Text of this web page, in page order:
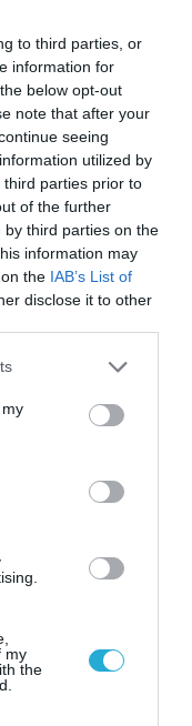
to third parties, or
information for
below opt-out
note that after your
seeing
utilized by
parties prior to
of the further
third parties on the
information may
the IAB’s List of
disclose it to other
or more Google
You may click to
third-party tags to
in below Google
my
the
τον
– Ο λόγος της